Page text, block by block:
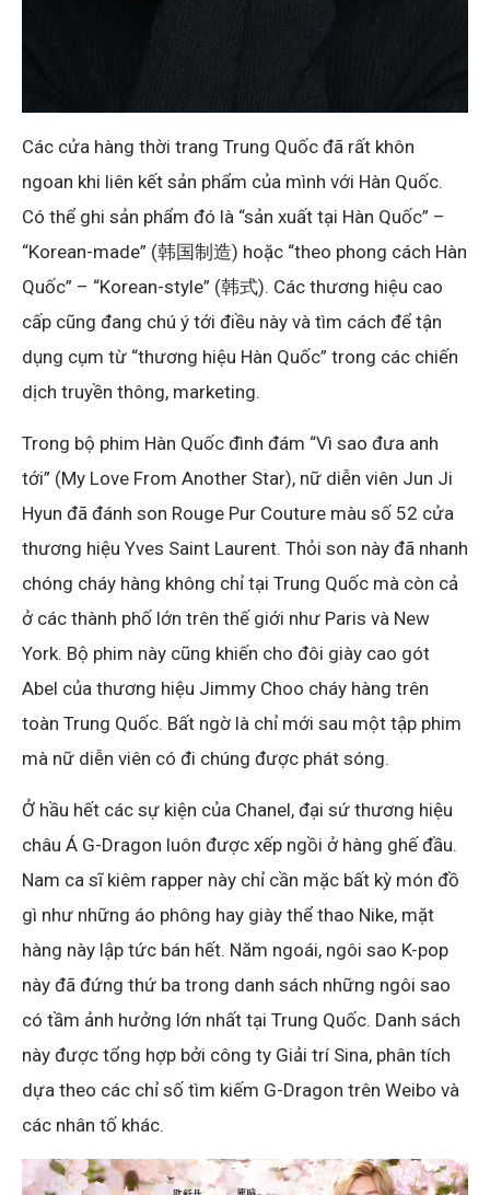
Các cửa hàng thời trang Trung Quốc đã rất khôn
ngoan khi liên kết sản phẩm của mình với Hàn Quốc.
Có thể ghi sản phẩm đó là “sản xuất tại Hàn Quốc” –
“Korean-made” (韩国制造) hoặc “theo phong cách Hàn
Quốc” – “Korean-style” (韩式). Các thương hiệu cao
cấp cũng đang chú ý tới điều này và tìm cách để tận
dụng cụm từ “thương hiệu Hàn Quốc” trong các chiến
dịch truyền thông, marketing.
Trong bộ phim Hàn Quốc đình đám “Vì sao đưa anh
tới” (My Love From Another Star), nữ diễn viên Jun Ji
Hyun đã đánh son Rouge Pur Couture màu số 52 cửa
thương hiệu Yves Saint Laurent. Thỏi son này đã nhanh
chóng cháy hàng không chỉ tại Trung Quốc mà còn cả
ở các thành phố lớn trên thế giới như Paris và New
York. Bộ phim này cũng khiến cho đôi giày cao gót
Abel của thương hiệu Jimmy Choo cháy hàng trên
toàn Trung Quốc. Bất ngờ là chỉ mới sau một tập phim
mà nữ diễn viên có đi chúng được phát sóng.
Ở hầu hết các sự kiện của Chanel, đại sứ thương hiệu
châu Á G-Dragon luôn được xếp ngồi ở hàng ghế đầu.
Nam ca sĩ kiêm rapper này chỉ cần mặc bất kỳ món đồ
gì như những áo phông hay giày thể thao Nike, mặt
hàng này lập tức bán hết. Năm ngoái, ngôi sao K-pop
này đã đứng thứ ba trong danh sách những ngôi sao
có tầm ảnh hưởng lớn nhất tại Trung Quốc. Danh sách
này được tổng hợp bởi công ty Giải trí Sina, phân tích
dựa theo các chỉ số tìm kiếm G-Dragon trên Weibo và
các nhân tố khác.